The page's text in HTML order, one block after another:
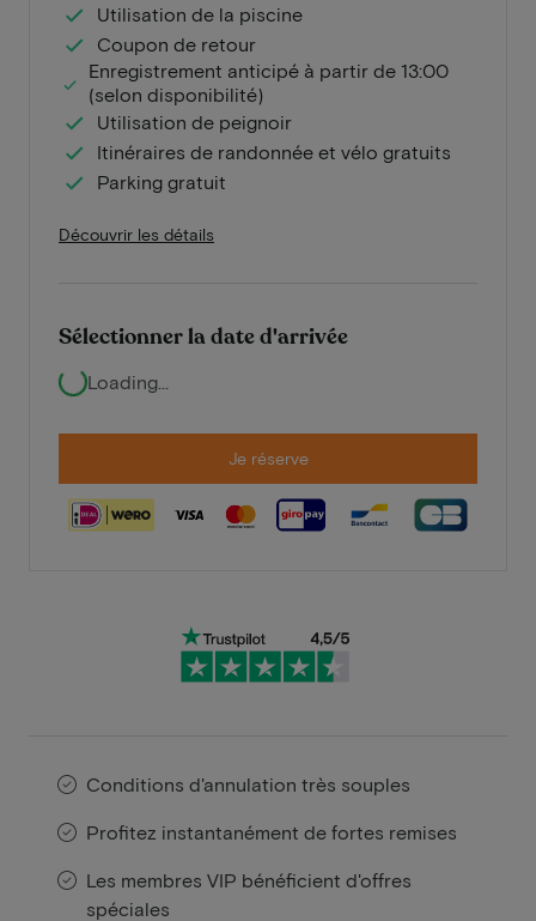
Utilisation de la piscine
Coupon de retour
Enregistrement anticipé à partir de 13:00
(selon disponibilité)
Utilisation de peignoir
Itinéraires de randonnée et vélo gratuits
Parking gratuit
Découvrir les détails
Sélectionner la date d'arrivée
Loading...
Je réserve
Conditions d'annulation très souples
Profitez instantanément de fortes remises
Les membres VIP bénéficient d'offres
spéciales